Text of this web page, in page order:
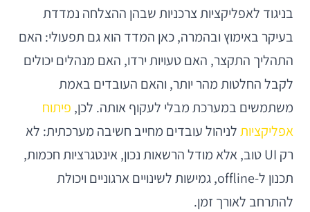
בניגוד לאפליקציות צרכניות שבהן ההצלחה נמדדת
בעיקר באימוץ ובהמרה, כאן המדד הוא גם תפעולי: האם
התהליך התקצר, האם טעויות ירדו, האם מנהלים יכולים
לקבל החלטות מהר יותר, והאם העובדים באמת
משתמשים במערכת מבלי לעקוף אותה. לכן, פיתוח
אפליקציותלניהול עובדים מחייב חשיבה מערכתית: לא
רק UI טוב, אלא מודל הרשאות נכון, אינטגרציות חכמות,
תכנון ל-offline, גמישות לשינויים ארגוניים ויכולת
להתרחב לאורך זמן.